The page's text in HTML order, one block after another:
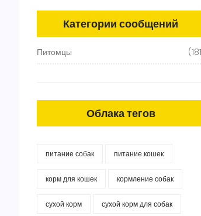
Категории сообщений
Питомцы
Облака тегов
питание собак питание кошек
корм для кошек кормление собак
сухой корм сухой корм для собак